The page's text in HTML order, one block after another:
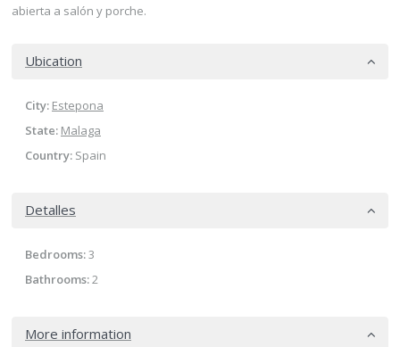
abierta a salón y porche.
Ubication
City: Estepona
State: Malaga
Country: Spain
Detalles
Bedrooms:3
Bathrooms:2
More information